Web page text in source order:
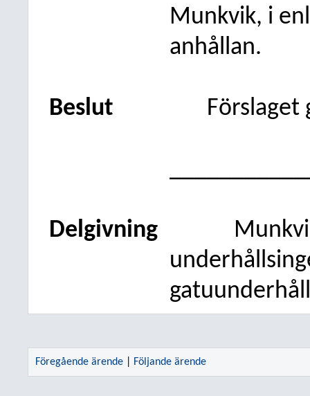
Munkvik, i
anhållan.
Beslut Förslaget
Delgivning
Föregående ärende Följande ärende